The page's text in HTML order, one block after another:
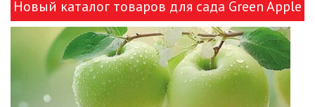
ИНФРАКРАСНЫЕ ЛАМПЫ
ИСТОЧНИКИ СВЕТА
Новый каталог товаров для сада Green Apple
и ЭРА!